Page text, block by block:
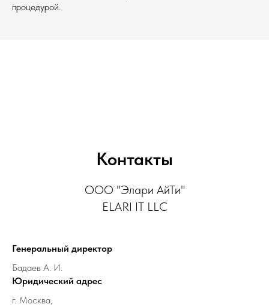
процедурой.
Контакты
ООО "Элари АйТи"
ELARI IT LLC
Генеральный директор
Бадаев А. И.
Юридический адрес
г. Москва,